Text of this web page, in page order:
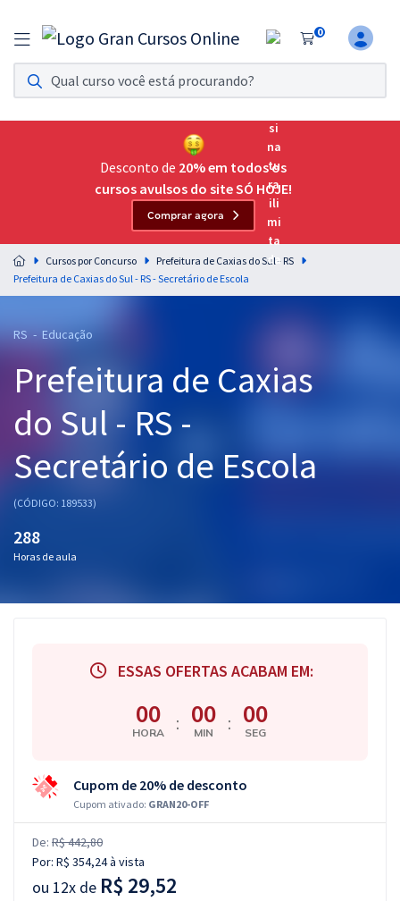
0
Assinatura Ilimitada 11
Acesso a todos os cursos. Teste grátis por 7 dias!
Assinatura OAB Até Passar
Acesso ilimitado a toda preparação para o Exame da
Residências Multiprofissionais
Preparação completa e intensiva para as principais
residências em saúde do Brasil
Cursos 20% OFF
Pós
Graduação
OAB
Mentorias
Desconto de 20% em todos os
cursos avulsos do site SÓ HOJE!
Comprar agora
Cursos por Concurso
Prefeitura de Caxias do Sul - RS
Prefeitura de Caxias do Sul - RS - Secretário de Escola
RS - Educação
Prefeitura de Caxias
do Sul - RS -
Secretário de Escola
(CÓDIGO: 189533)
288
Horas de aula
ESSAS OFERTAS ACABAM EM:
00
HORA : 00
MIN : 00
SEG
Cupom de 20% de desconto
Cupom ativado: GRAN20-OFF
De: R$ 442,80
Por: R$ 354,24à vista
ou 12x de R$ 29,52